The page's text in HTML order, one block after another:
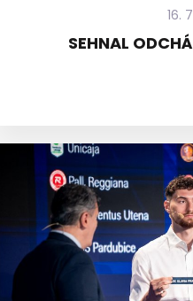
16.
SEHNAL